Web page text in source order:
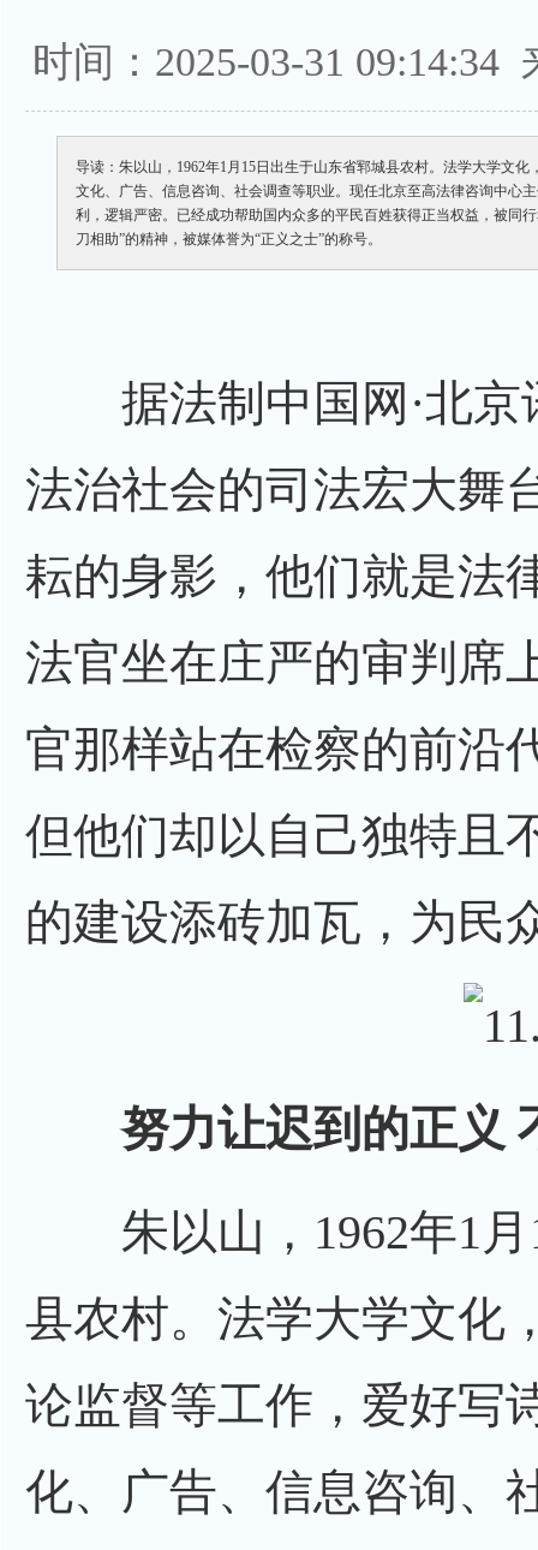
时间：2025-03-31
导读：朱以山，1962年1月15日出生于山东省郓城县农村。法学大学文
文化、广告、信息咨询、社会调查等职业。现任北京至高法律咨询中心
利，逻辑严密。已经成功帮助国内众多的平民百姓获得正当权益，被同
刀相助”的精神，被媒体誉为“正义之士”的称号。
据法制中国网·北京
法治社会的司法宏大舞
耘的身影，他们就是法
法官坐在庄严的审判席
官那样站在检察的前沿
但他们却以自己独特且
的建设添砖加瓦，为民
努力让迟到的正义
朱以山，1962年1月
县农村。法学大学文化
论监督等工作，爱好写
化、广告、信息咨询、